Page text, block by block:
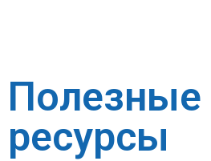
Полезные
ресурсы